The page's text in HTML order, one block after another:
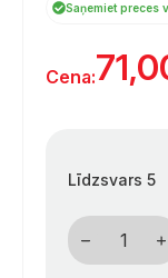
Saņemiet preces
Cena:
Līdzsvars 5
AL-
KO
šoninių